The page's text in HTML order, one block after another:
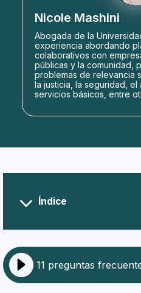
Nicole Mashini
Abogada de la
experiencia abordando
colaborativos con
públicas y la comunidad,
problemas de relevancia
la justicia, la seguridad,
servicios básicos, entre
Índice
hijos, ¿puedo solicitar la
¿Qué documentos
pensión?